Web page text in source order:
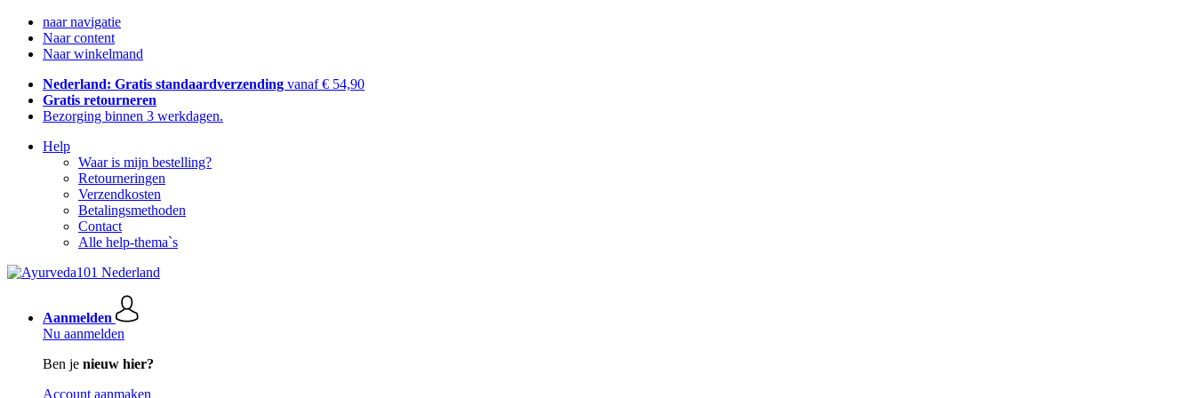
naar navigatie
Naar content
Naar winkelmand
Nederland: Gratis standaardverzending vanaf € 54,90
Gratis retourneren
Bezorging binnen 3 werkdagen.
Help
Waar is mijn bestelling?
Retourneringen
Verzendkosten
Betalingsmethoden
Contact
Alle help-thema`s
Aanmelden
Nu aanmelden
Ben je nieuw hier?
Account aanmaken